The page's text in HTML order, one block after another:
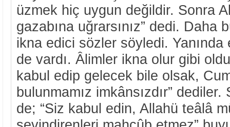
üzmek hiç uygun değildir. Sonra
gazabına uğrarsınız” dedi. Daha
ikna edici sözler söyledi.
de vardı. Âlimler ikna olur gibi
kabul edip gelecek bile olsak,
bulunmamız imkânsızdır”
de; “Siz kabul edin, Allahü teâlâ